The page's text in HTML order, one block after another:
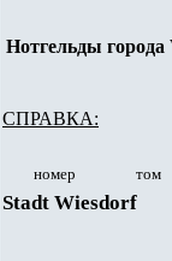
Нотгельды
СПРАВКА:
номер том
Stadt Wiesdorf